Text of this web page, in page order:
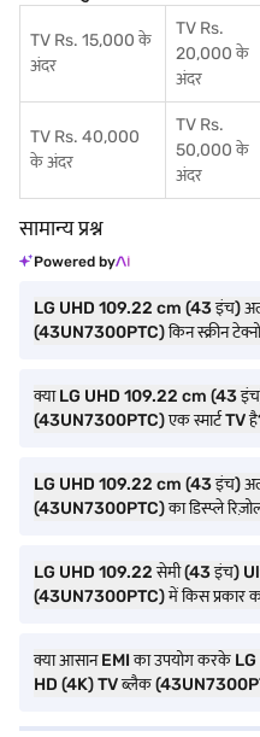
TV Rs. 15,000 के
अंदर
TV Rs.
20,000 के
अंदर
TV Rs. 40,000
के अंदर
TV Rs.
50,000 के
अंदर
सामान्य प्रश्न
Powered by
LG UHD 109.22 cm (43 इंच)
(43UN7300PTC) किन स्क्रीन
क्या LG UHD 109.22 cm (43
(43UN7300PTC) एक स्मार्ट TV
LG UHD 109.22 cm (43 इंच)
(43UN7300PTC) का डिस्प्ले
LG UHD 109.22 सेमी (43 इंच)
(43UN7300PTC) में किस प्रकार
क्या आसान EMI का उपयोग करके
HD (4K) TV ब्लैक